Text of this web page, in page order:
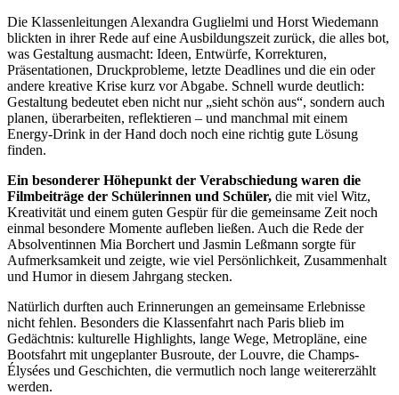
Die Klassenleitungen Alexandra Guglielmi und Horst Wiedemann
blickten in ihrer Rede auf eine Ausbildungszeit zurück, die alles bot,
was Gestaltung ausmacht: Ideen, Entwürfe, Korrekturen,
Präsentationen, Druckprobleme, letzte Deadlines und die ein oder
andere kreative Krise kurz vor Abgabe. Schnell wurde deutlich:
Gestaltung bedeutet eben nicht nur „sieht schön aus“, sondern auch
planen, überarbeiten, reflektieren – und manchmal mit einem
Energy-Drink in der Hand doch noch eine richtig gute Lösung
finden.
Ein besonderer Höhepunkt der Verabschiedung waren die
Filmbeiträge der Schülerinnen und Schüler, die mit viel Witz,
Kreativität und einem guten Gespür für die gemeinsame Zeit noch
einmal besondere Momente aufleben ließen. Auch die Rede der
Absolventinnen Mia Borchert und Jasmin Leßmann sorgte für
Aufmerksamkeit und zeigte, wie viel Persönlichkeit, Zusammenhalt
und Humor in diesem Jahrgang stecken.
Natürlich durften auch Erinnerungen an gemeinsame Erlebnisse
nicht fehlen. Besonders die Klassenfahrt nach Paris blieb im
Gedächtnis: kulturelle Highlights, lange Wege, Metropläne, eine
Bootsfahrt mit ungeplanter Busroute, der Louvre, die Champs-
Élysées und Geschichten, die vermutlich noch lange weitererzählt
werden.